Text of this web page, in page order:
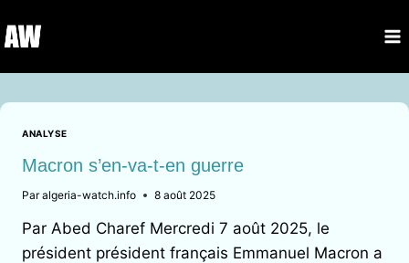
au
ANALYSE
Macron s’en-va-t-en guerre
Par algeria-watch.info 8 août 2025
Par Abed Charef Mercredi 7 août 2025, le
président président français Emmanuel Macron a